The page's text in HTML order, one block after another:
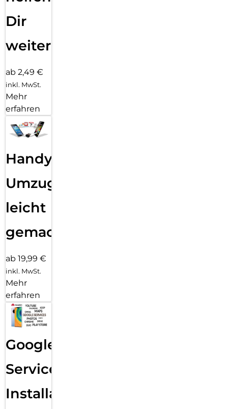
Dir
weiter
ab 2,49 €
inkl. MwSt.
Mehr
erfahren
Handy
Umzug
leicht
gemacht!
ab 19,99 €
inkl. MwSt.
Mehr
erfahren
Google
Services
Installation